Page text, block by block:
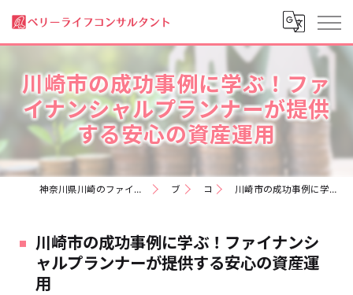
川崎市の成功事例に学ぶ！ファ
イナンシャルプランナーが提供
する安心の資産運用
神奈川県川崎のファイナンシャルプランナーなら株式会社ベリーライフコンサルタント ブログ コラム 川崎市の成功事例に学ぶ！ファイナンシャルプランナーが提供する安心の資産運用
川崎市の成功事例に学ぶ！ファイナンシ
ャルプランナーが提供する安心の資産運
用